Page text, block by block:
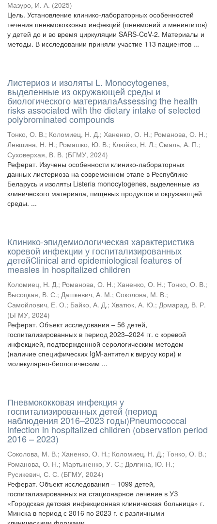
Мазуро, И. А. (2025)
Цель. Установление клинико-лабораторных особенностей
течения пневмококковых инфекций (пневмоний и менингитов)
у детей до и во время циркуляции SARS-CoV-2. Материалы и
методы. В исследовании приняли участие 113 пациентов ...
Листериоз и изоляты L. Monocytogenes,
выделенные из окружающей среды и
биологического материалаAssessing the health
risks associated with the dietary intake of selected
polybrominated compounds
Тонко, О. В.; Коломиец, Н. Д.; Ханенко, О. Н.; Романова, О. Н.;
Левшина, Н. Н.; Ромашко, Ю. В.; Клюйко, Н. Л.; Смаль, А. П.;
Суховерхая, В. В. (БГМУ, 2024)
Реферат. Изучены особенности клинико-лабораторных
данных листериоза на современном этапе в Республике
Беларусь и изоляты Listeria monocytogenes, выделенные из
клинического материала, пищевых продуктов и окружающей
среды. ...
Клинико-эпидемиологическая характеристика
коревой инфекции у госпитализированных
детейClinical and epidemiological features of
measles in hospitalized children
Коломиец, Н. Д.; Романова, О. Н.; Ханенко, О. Н.; Тонко, О. В.;
Высоцкая, В. С.; Дашкевич, А. М.; Соколова, М. В.;
Самойлович, Е. О.; Байко, А. Д.; Хватюк, А. Ю.; Домарад, В. Р.
(БГМУ, 2024)
Реферат. Объект исследования – 56 детей,
госпитализированных в период 2023–2024 гг. с коревой
инфекцией, подтвержденной серологическим методом
(наличие специфических IgM-антител к вирусу кори) и
молекулярно-биологическим ...
Пневмококковая инфекция у
госпитализированных детей (период
наблюдения 2016–2023 годы)Pneumococcal
infection in hospitalized children (observation period
2016 – 2023)
Соколова, М. В.; Ханенко, О. Н.; Коломиец, Н. Д.; Тонко, О. В.;
Романова, О. Н.; Мартыненко, У. С.; Долгина, Ю. Н.;
Русикевич, С. С. (БГМУ, 2024)
Реферат. Объект исследования – 1099 детей,
госпитализированных на стационарное лечение в УЗ
«Городская детская инфекционная клиническая больница» г.
Минска в период с 2016 по 2023 г. с различными